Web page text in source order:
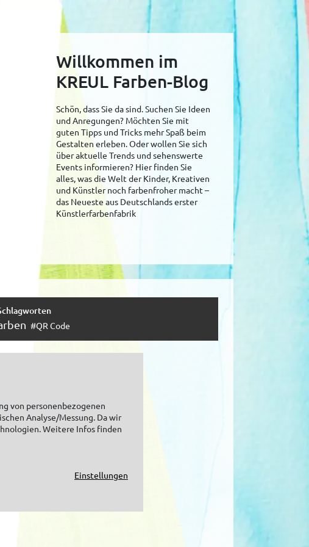
Willkommen im
KREUL Farben-Blog
Schön, dass Sie da sind. Suchen Sie Ideen
und Anregungen? Möchten Sie mit
guten Tipps und Tricks mehr Spaß beim
Gestalten erleben. Oder wollen Sie sich
über aktuelle Trends und sehenswerte
Events informieren? Hier finden Sie
alles, was die Welt der Kinder, Kreativen
und Künstler noch farbenfroher macht –
das Neueste aus Deutschlands erster
Künstlerfarbenfabrik
#QR Code
von personenbezogenen
Analyse/Messung. Da wir
Weitere Infos finden
Einstellungen